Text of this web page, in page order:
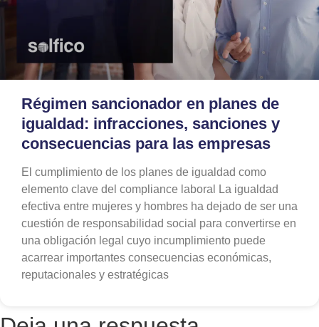
Régimen sancionador en planes de
igualdad: infracciones, sanciones y
consecuencias para las empresas
El cumplimiento de los planes de igualdad como
elemento clave del compliance laboral La igualdad
efectiva entre mujeres y hombres ha dejado de ser una
cuestión de responsabilidad social para convertirse en
una obligación legal cuyo incumplimiento puede
acarrear importantes consecuencias económicas,
reputacionales y estratégicas